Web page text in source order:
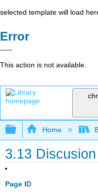
selected template will load
Error
This action is not available.
Expand/
Home
3.13 Discusion
Page ID